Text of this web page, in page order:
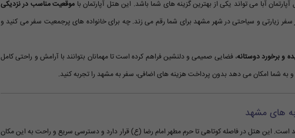
آبا می تواند یکی از بهترین گزینه های شما باشد. این هتل آپارتمان با موقعیت مناسب در نزدیکی
زیارتی و سیاحتی در شهر مشهد برای شما رقم می زند. چه برای خانواده های پرجمعیت سفر می کنید و
و برخورد دوستانه، فضایی صمیمی و دلنشین فراهم کرده است تا مهمانان بتوانند با آرامش و راحتی کامل
و به شما امکان می دهد بدون پرداخت هزینه های اضافی، سفر به مشهد را تجربه کنید.
های مشهد
این هتل در فاصله کوتاهی تا حرم مطهر امام رضا (ع) قرار دارد و دسترسی سریع و راحت به این مکان